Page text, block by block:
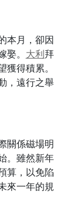
本月，卻因
。 大利拜
得積累。
，遠行之舉
關係磁場明
。雖然新年
算，以免陷
來一年的規